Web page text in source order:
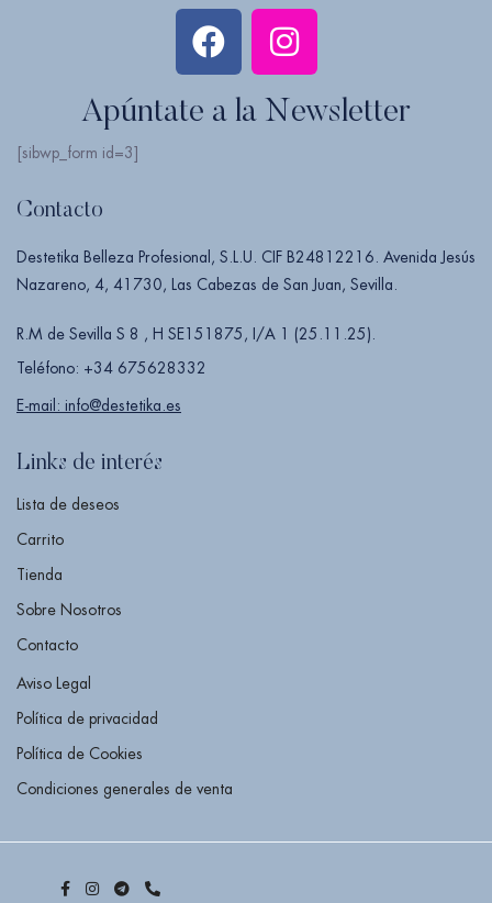
Apúntate a la Newsletter
[sibwp_form id=3]
Contacto
Destetika Belleza Profesional, S.L.U. CIF B24812216. Avenida Jesús
Nazareno, 4, 41730, Las Cabezas de San Juan, Sevilla.
R.M de Sevilla S 8 , H SE151875, I/A 1 (25.11.25).
Teléfono: +34 675628332
E-mail: info@destetika.es
Links de interés
Lista de deseos
Carrito
Tienda
Sobre Nosotros
Contacto
Aviso Legal
Política de privacidad
Política de Cookies
Condiciones generales de venta